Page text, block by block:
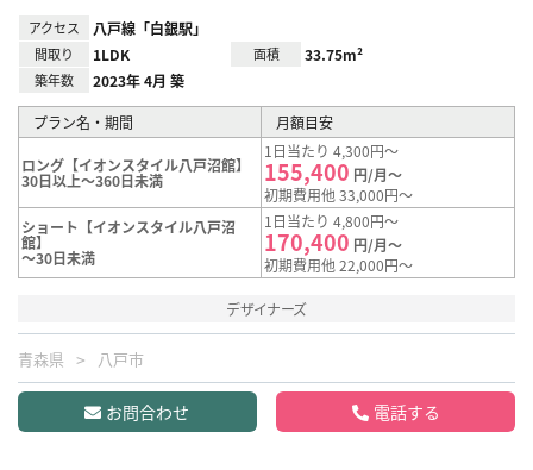
アクセス 八戸線「白銀駅」
間取り 1LDK 面積 33.75m²
築年数 2023年 4月 築
プラン名・期間 月額目安
ロング【イオンスタイル八戸沼館】
30日以上～360日未満
1日当たり 4,300円～
155,400 円/月～
初期費用他 33,000円～
ショート【イオンスタイル八戸沼
館】
～30日未満
1日当たり 4,800円～
170,400 円/月～
初期費用他 22,000円～
デザイナーズ
青森県 八戸市
お問合わせ 電話する